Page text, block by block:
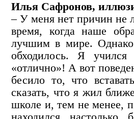
Илья Сафронов,
– У меня нет причин не
время, когда наше
лучшим в мире. Однако
обходилось. Я
«отлично»! А вот
бесило то, что
сказать, что я жил
школе и, тем не менее,